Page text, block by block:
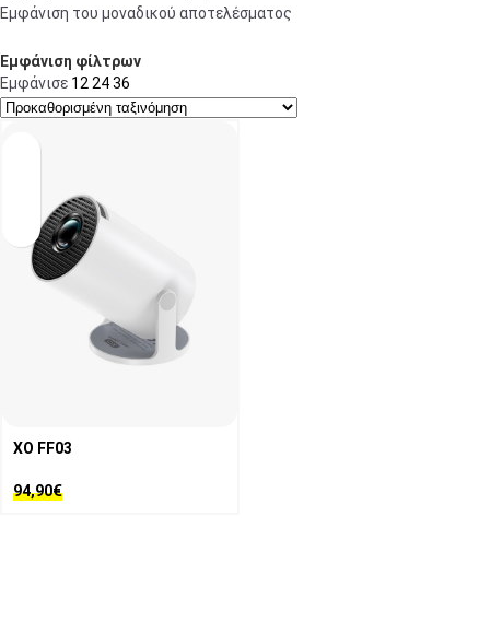
Εμφάνιση του μοναδικού αποτελέσματος
Εμφάνιση φίλτρων
Εμφάνισε 122436
XO FF03
94,90€